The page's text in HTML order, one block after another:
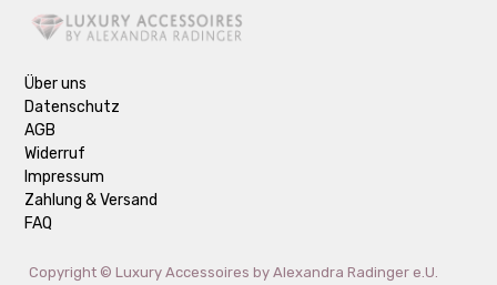
Über uns
Datenschutz
AGB
Widerruf
Impressum
Zahlung & Versand
FAQ
Copyright © Luxury Accessoires by Alexandra Radinger e.U.